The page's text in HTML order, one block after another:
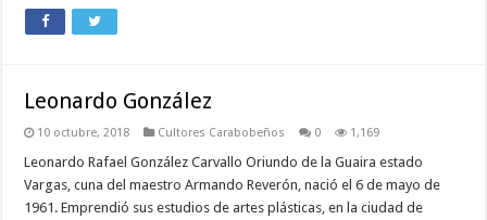
Leonardo González
10 octubre, 2018 Cultores Carabobeños 0 1,169
Leonardo Rafael González Carvallo Oriundo de la Guaira estado
Vargas, cuna del maestro Armando Reverón, nació el 6 de mayo de
1961. Emprendió sus estudios de artes plásticas, en la ciudad de